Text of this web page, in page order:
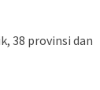
38 provinsi dan